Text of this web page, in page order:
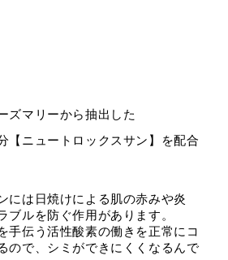
ズマリーから抽出した
【ニュートロックスサン】を配合
には日焼けによる肌の赤みや炎
ブルを防ぐ作用があります。
手伝う活性酸素の働きを正常にコ
ので、シミができにくくなるんで